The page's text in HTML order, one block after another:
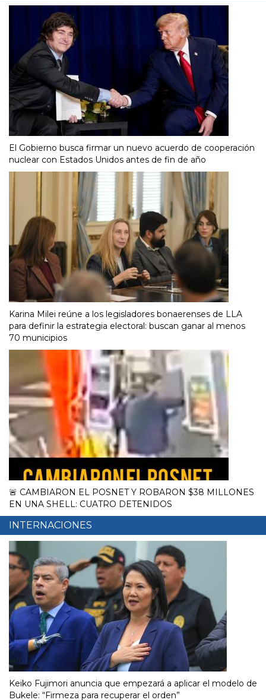
El Gobierno busca firmar un nuevo acuerdo de cooperación
nuclear con Estados Unidos antes de fin de año
Karina Milei reúne a los legisladores bonaerenses de LLA
para definir la estrategia electoral: buscan ganar al menos
70 municipios
🚨 CAMBIARON EL POSNET Y ROBARON $38 MILLONES
EN UNA SHELL: CUATRO DETENIDOS
INTERNACIONES
Keiko Fujimori anuncia que empezará a aplicar el modelo de
Bukele: “Firmeza para recuperar el orden”